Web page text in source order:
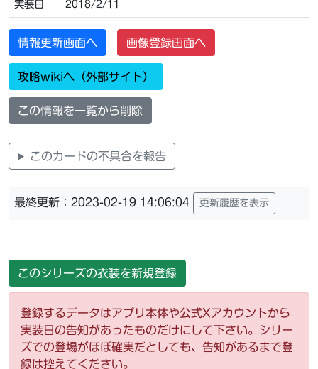
実装日 2018/2/11
情報更新画面へ 画像登録画面へ
攻略wikiへ（外部サイト）
この情報を一覧から削除
このカードの不具合を報告
最終更新：2023-02-19 14:06:04 更新履歴を表示
このシリーズの衣装を新規登録
登録するデータはアプリ本体や公式Xアカウントから
実装日の告知があったものだけにして下さい。シリー
ズでの登場がほぼ確実だとしても、告知があるまで登
録は控えてください。